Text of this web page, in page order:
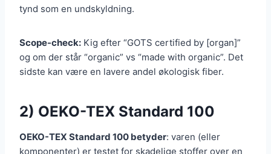
tynd som en undskyldning.
Scope-check: Kig efter “GOTS certified by [organ]”
og om der står “organic” vs “made with organic”. Det
sidste kan være en lavere andel økologisk fiber.
2) OEKO-TEX Standard 100
OEKO-TEX Standard 100 betyder: varen (eller
komponenter) er testet for skadelige stoffer over en